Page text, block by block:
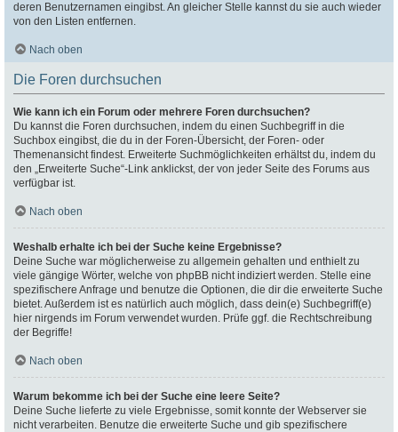
deren Benutzernamen eingibst. An gleicher Stelle kannst du sie auch wieder
von den Listen entfernen.
Nach oben
Die Foren durchsuchen
Wie kann ich ein Forum oder mehrere Foren durchsuchen?
Du kannst die Foren durchsuchen, indem du einen Suchbegriff in die
Suchbox eingibst, die du in der Foren-Übersicht, der Foren- oder
Themenansicht findest. Erweiterte Suchmöglichkeiten erhältst du, indem du
den „Erweiterte Suche“-Link anklickst, der von jeder Seite des Forums aus
verfügbar ist.
Nach oben
Weshalb erhalte ich bei der Suche keine Ergebnisse?
Deine Suche war möglicherweise zu allgemein gehalten und enthielt zu
viele gängige Wörter, welche von phpBB nicht indiziert werden. Stelle eine
spezifischere Anfrage und benutze die Optionen, die dir die erweiterte Suche
bietet. Außerdem ist es natürlich auch möglich, dass dein(e) Suchbegriff(e)
hier nirgends im Forum verwendet wurden. Prüfe ggf. die Rechtschreibung
der Begriffe!
Nach oben
Warum bekomme ich bei der Suche eine leere Seite?
Deine Suche lieferte zu viele Ergebnisse, somit konnte der Webserver sie
nicht verarbeiten. Benutze die erweiterte Suche und gib spezifischere